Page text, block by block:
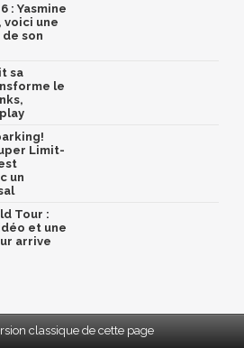
: Yasmine
voici une
son
sa
le
Limit-
un
Tour :
et une
arrive
classique de cette page